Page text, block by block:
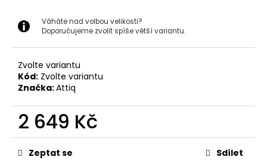
Váháte nad volbou velikosti?
Doporučujeme zvolit spíše větší variantu.
Zvolte variantu
Kód: Zvolte variantu
Značka:Attiq
2 649 Kč
Měrná
cena:Zeptat se Sdílet
ACTIVE
WOOL
1
Kč